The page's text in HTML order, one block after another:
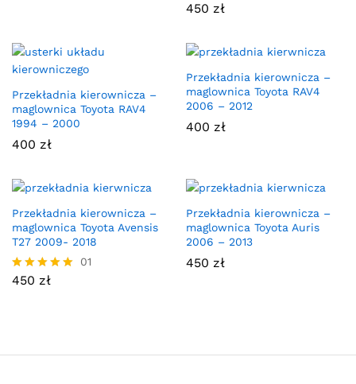
450 zł
Przekładnia kierownicza –
maglownica Toyota RAV4
1994 – 2000
400 zł
Przekładnia kierownicza –
maglownica Toyota RAV4
2006 – 2012
400 zł
Przekładnia kierownicza –
maglownica Toyota Avensis
T27 2009- 2018
Oceniono
01
450 zł
Przekładnia kierownicza –
maglownica Toyota Auris
2006 – 2013
450 zł